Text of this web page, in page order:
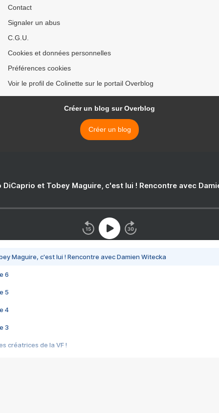
Contact
Signaler un abus
C.G.U.
Cookies et données personnelles
Préférences cookies
Voir le profil de Colinette sur le portail Overblog
Créer un blog sur Overblog
Créer un blog
DiCaprio et Tobey Maguire, c'est lui ! Rencontre avec
Maguire, c'est lui ! Rencontre avec Damien Witecka
6
5
4
3
créatrices de la VF !